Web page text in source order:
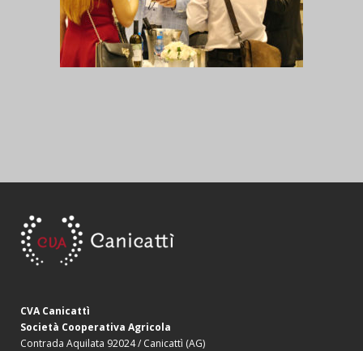
CVA Canicattì
Società Cooperativa Agricola
Contrada Aquilata 92024 / Canicattì (AG)